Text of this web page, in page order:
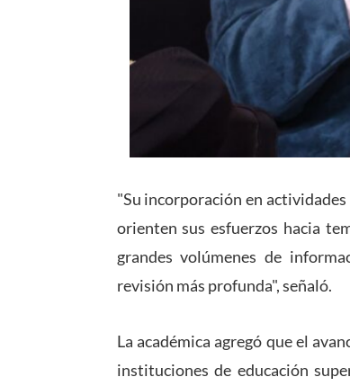
"Su incorporación en
orienten sus esfuerzos hacia
grandes volúmenes de
revisión más profunda", señaló.
La académica agregó que el
instituciones de educación